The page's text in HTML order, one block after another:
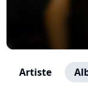
Artiste